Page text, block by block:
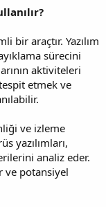
bir araçtır. Yazılım
sürecini
aktiviteleri
etmek ve
ve izleme
yazılımları,
analiz eder.
ve potansiyel